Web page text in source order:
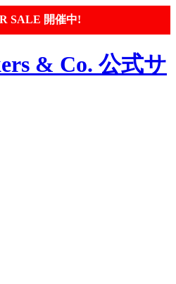
SALE 開催中!
& Co. 公式サ